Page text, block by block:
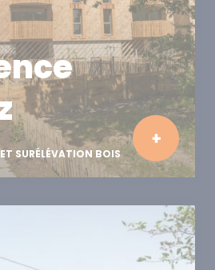
SURÉLÉVATION BOIS